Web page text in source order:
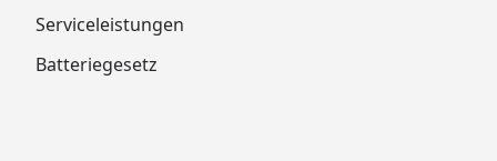
Serviceleistungen
Batteriegesetz